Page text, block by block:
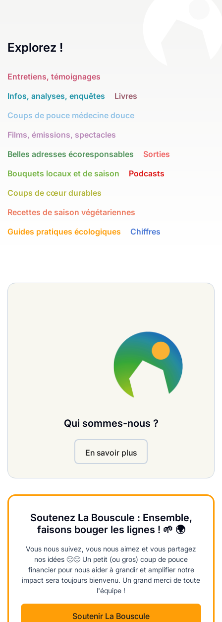
Explorez !
Entretiens, témoignages
Infos, analyses, enquêtes
Livres
Coups de pouce médecine douce
Films, émissions, spectacles
Belles adresses écoresponsables
Sorties
Bouquets locaux et de saison
Podcasts
Coups de cœur durables
Recettes de saison végétariennes
Guides pratiques écologiques
Chiffres
Qui sommes-nous ?
En savoir plus
Soutenez La Bouscule : Ensemble,
faisons bouger les lignes ! 🌱 🌍
Vous nous suivez, vous nous aimez et vous partagez
nos idées 🙂🙂 Un petit (ou gros) coup de pouce
financier pour nous aider à grandir et amplifier notre
impact sera toujours bienvenu. Un grand merci de toute
l'équipe !
Soutenir La Bouscule